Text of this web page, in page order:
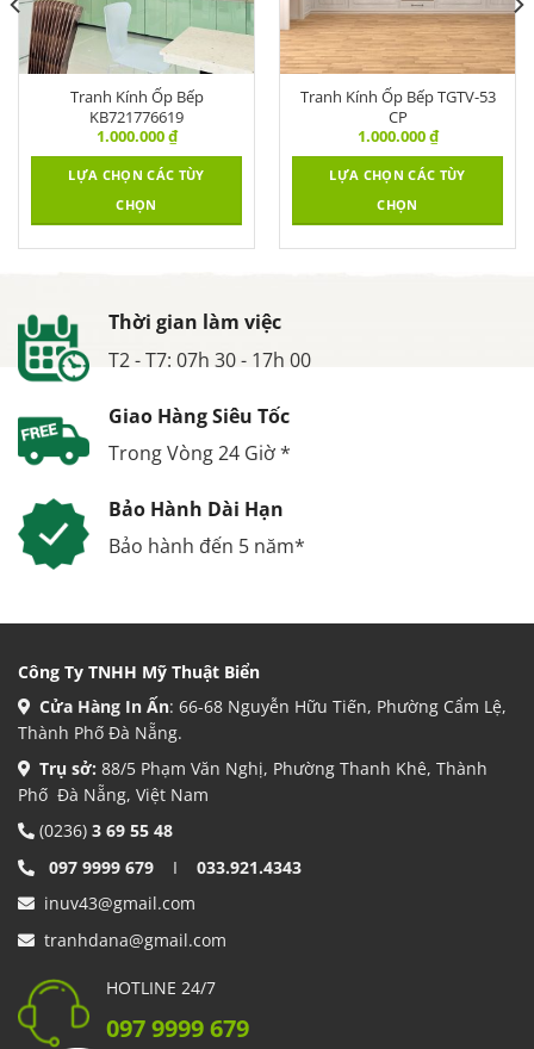
Tranh Kính Ốp Bếp
KB721776619
1.000.000₫
LỰA CHỌN CÁC TÙY
CHỌN
Tranh Kính Ốp Bếp TGTV-53
CP
1.000.000₫
LỰA CHỌN CÁC TÙY
CHỌN
Thời gian làm việc
T2 - T7: 07h 30 - 17h 00
Giao Hàng Siêu Tốc
Trong Vòng 24 Giờ *
Bảo Hành Dài Hạn
Bảo hành đến 5 năm*
Công Ty TNHH Mỹ Thuật Biển
Cửa Hàng In Ấn: 66-68 Nguyễn Hữu Tiến, Phường Cẩm Lệ,
Thành Phố Đà Nẵng.
Trụ sở: 88/5 Phạm Văn Nghị, Phường Thanh Khê, Thành
Phố Đà Nẵng, Việt Nam
(0236) 3 69 55 48
097 9999 679 I 033.921.4343
inuv43@gmail.com
tranhdana@gmail.com
HOTLINE 24/7
097 9999 679